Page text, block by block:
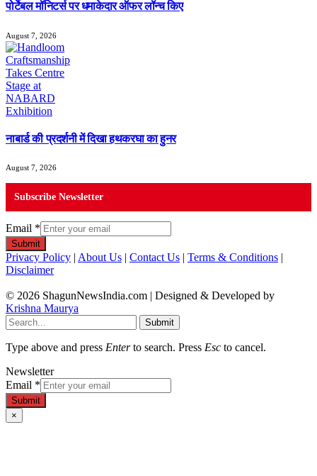
पोर्टेबल मॉनिटर्स पर धमाकेदार ऑफर लॉन्च किए
August 7, 2026
नाबार्ड की प्रदर्शनी में दिखा हथकरघा का हुनर
August 7, 2026
Subscribe Newsletter
Email *
Submit
Privacy Policy | About Us | Contact Us | Terms & Conditions |
Disclaimer
© 2026 ShagunNewsIndia.com | Designed & Developed by
Krishna Maurya
Submit
Type above and press Enterto search. Press Esc to cancel.
Newsletter
Email *
Submit
×